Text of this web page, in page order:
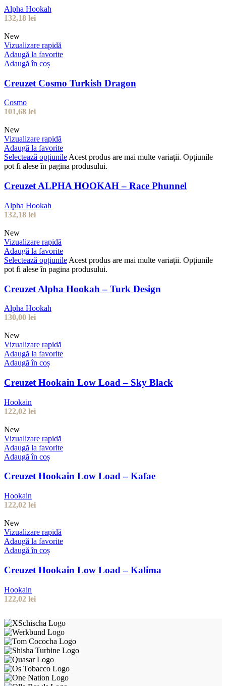
Alpha Hookah
132,18 lei
New
Vizualizare rapidă
Adaugă la favorite
Adaugă în coș
Creuzet Cosmo Turkish Dragon
Cosmo
101,68 lei
New
Vizualizare rapidă
Adaugă la favorite
Selectează opțiunile Acest produs are mai multe variații. Opțiunile
pot fi alese în pagina produsului.
Creuzet ALPHA HOOKAH – Race Phunnel
Alpha Hookah
132,18 lei
New
Vizualizare rapidă
Adaugă la favorite
Selectează opțiunile Acest produs are mai multe variații. Opțiunile
pot fi alese în pagina produsului.
Creuzet Alpha Hookah – Turk Design
Alpha Hookah
130,00 lei
New
Vizualizare rapidă
Adaugă la favorite
Adaugă în coș
Creuzet Hookain Low Load – Sky Black
Hookain
122,02 lei
New
Vizualizare rapidă
Adaugă la favorite
Adaugă în coș
Creuzet Hookain Low Load – Kafae
Hookain
122,02 lei
New
Vizualizare rapidă
Adaugă la favorite
Adaugă în coș
Creuzet Hookain Low Load – Kalima
Hookain
122,02 lei